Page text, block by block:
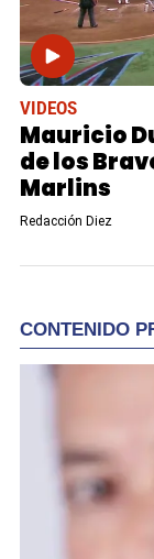
VIDEOS
Mauricio
de los
Marlins
Redacción Diez